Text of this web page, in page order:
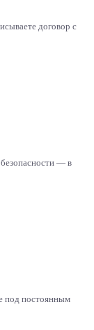
договор с
— в
под постоянным